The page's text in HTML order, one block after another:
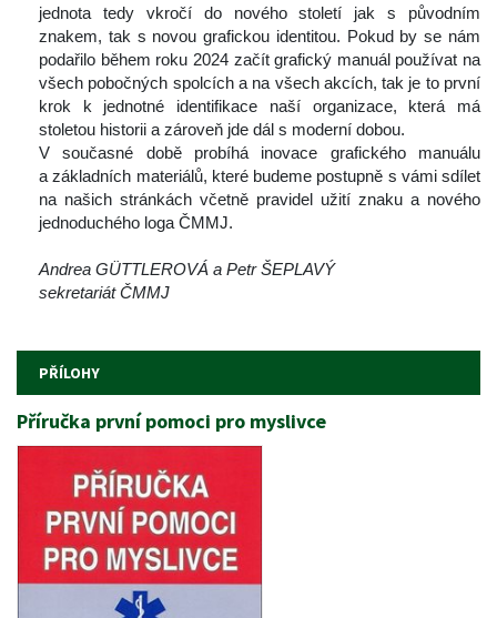
jednota tedy vkročí do nového století jak s původním
znakem, tak s novou grafickou identitou. Pokud by se nám
podařilo během roku 2024 začít grafický manuál používat na
všech pobočných spolcích a na všech akcích, tak je to první
krok k jednotné identifikace naší organizace, která má
toletou historii a zároveň jde dál s moderní dobou.
V současné době probíhá inovace grafického manuálu
a základních materiálů, které budeme postupně s vámi sdílet
na našich stránkách včetně pravidel užití znaku a nového
jednoduchého loga ČMMJ.
Andrea GÜTTLEROVÁ a Petr ŠEPLAVÝ
ekretariát ČMMJ
PŘÍLOHY
Příručka první pomoci pro myslivce